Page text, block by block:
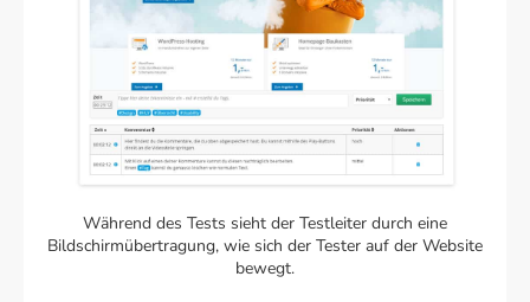
Während des Tests sieht der Testleiter durch eine
Bildschirmübertragung, wie sich der Tester auf der Website
bewegt.